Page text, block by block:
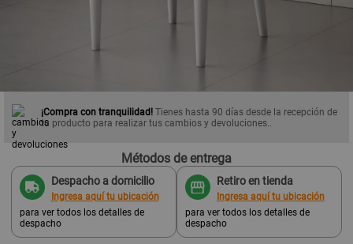
¡Compra con tranquilidad! Tienes hasta 90 días desde la recepción de
tu producto para realizar tus cambios y devoluciones..
Métodos de entrega
Despacho a domicilio
Ingresa aquí tu ubicación
para ver todos los detalles de
despacho
Retiro en tienda
Ingresa aquí tu ubicación
para ver todos los detalles de
despacho